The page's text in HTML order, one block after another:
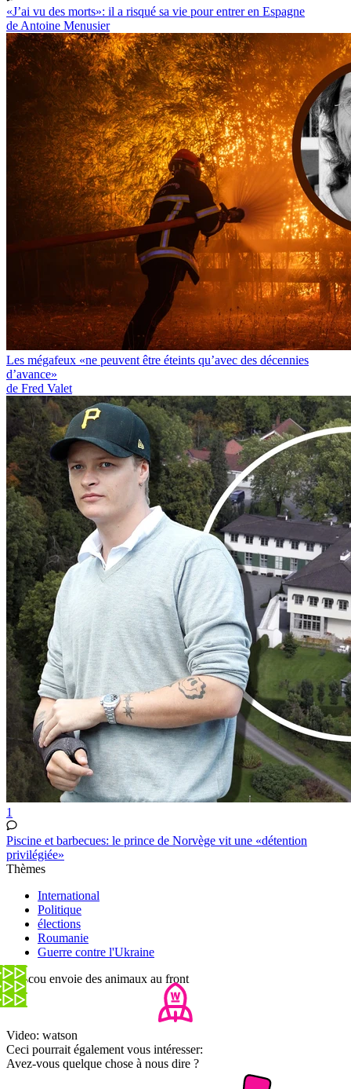
«J’ai vu des morts»: il a risqué sa vie pour entrer en Espagne
de Antoine Menusier
Les mégafeux «ne peuvent être éteints qu’avec des décennies
d’avance»
de Fred Valet
1
Piscine et barbecues: le prince de Norvège vit une «détention
privilégiée»
Thèmes
International
Politique
élections
Roumanie
Guerre contre l'Ukraine
Moscou envoie des animaux au front
Video: watson
Ceci pourrait également vous intéresser:
Avez-vous quelque chose à nous dire ?